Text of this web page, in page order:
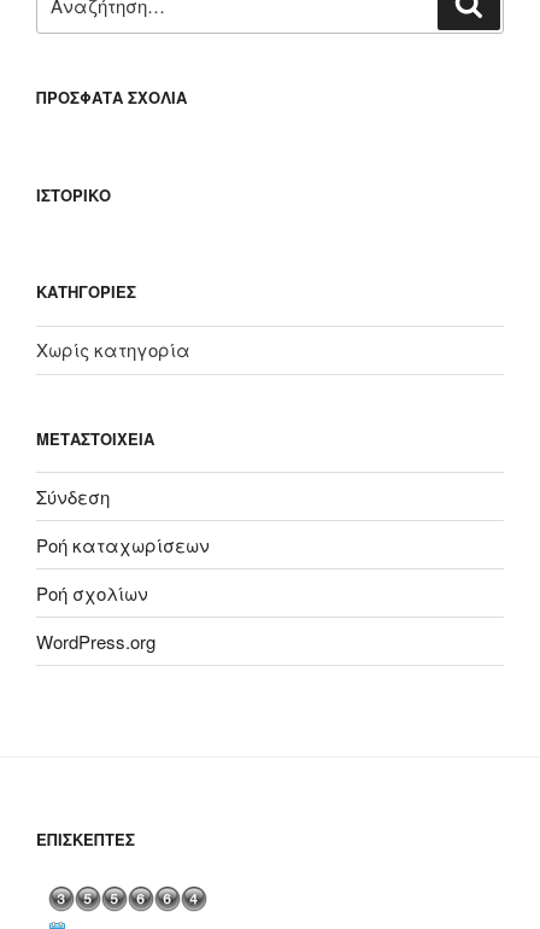
για:
ΠΡΌΣΦΑΤΑ ΣΧΌΛΙΑ
ΙΣΤΟΡΙΚΌ
KΑΤΗΓΟΡΊΕΣ
Χωρίς κατηγορία
ΜΕΤΑΣΤΟΙΧΕΊΑ
Σύνδεση
Ροή καταχωρίσεων
Ροή σχολίων
WordPress.org
ΕΠΙΣΚΈΠΤΕΣ